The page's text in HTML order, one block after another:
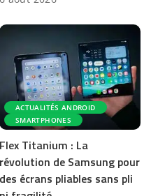
ACTUALITÉS ANDROID
SMARTPHONES
Flex Titanium : La
révolution de Samsung pour
des écrans pliables sans pli